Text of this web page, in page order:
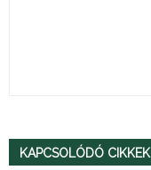
KAPCSOLÓDÓ CIKKEK